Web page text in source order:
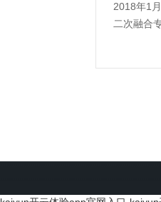
2018年1
二次融合